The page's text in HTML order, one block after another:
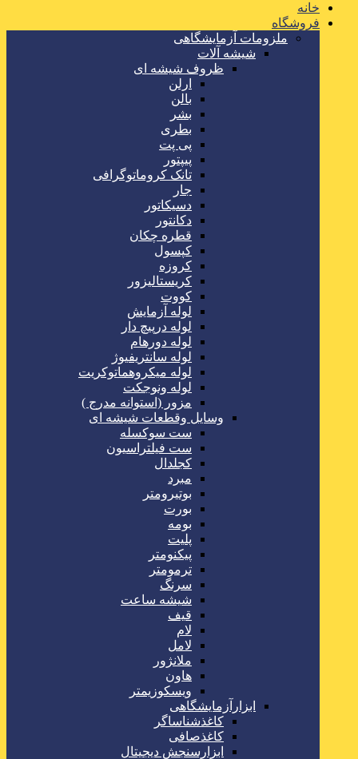
خانه
فروشگاه
ملزومات آزمایشگاهی
شیشه آلات
ظروف شیشه ای
ارلن
بالن
بشر
بطری
پی پت
پیپتور
تانک کروماتوگرافی
جار
دسیکاتور
دکانتور
قطره چکان
کپسول
کروزه
کریستالیزور
کووت
لوله آزمایش
لوله درپیچ دار
لوله دورهام
لوله سانتریفیوژ
لوله میکروهماتوکریت
لوله ونوجکت
مزور (استوانه مدرج )
وسایل وقطعات شیشه ای
ست سوکسله
ست فیلتراسیون
کجلدال
مبرد
بوتیرومتر
بورت
بومه
پلیت
پیکنومتر
ترمومتر
سرنگ
شیشه ساعت
قیف
لام
لامل
ملانژور
هاون
ویسکوزیمتر
ابزارآزمایشگاهی
کاغذشناساگر
کاغذصافی
ابزارسنجش دیجیتال